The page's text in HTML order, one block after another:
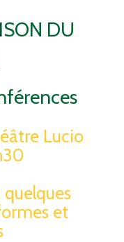
DU
Lucio
et